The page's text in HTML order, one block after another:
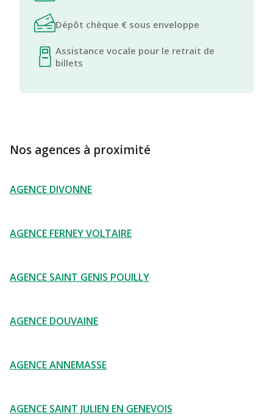
Dépôt chèque € sous enveloppe
Assistance vocale pour le retrait de
billets
Nos agences à proximité
AGENCE DIVONNE
AGENCE FERNEY VOLTAIRE
AGENCE SAINT GENIS POUILLY
AGENCE DOUVAINE
AGENCE ANNEMASSE
AGENCE SAINT JULIEN EN GENEVOIS